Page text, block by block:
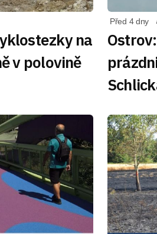
na
v polovině
Před 4 dny